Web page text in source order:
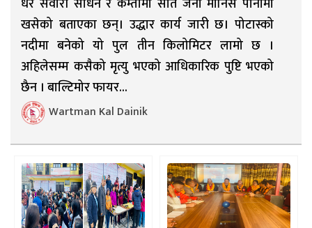
धेरै सवारी साधन र कम्तीमा सात जना मानिस पानीमा
खसेको बताएका छन्। उद्धार कार्य जारी छ। पोटास्को
नदीमा बनेको यो पुल तीन किलोमिटर लामो छ ।
अहिलेसम्म कसैको मृत्यु भएको आधिकारिक पुष्टि भएको
छैन । बाल्टिमोर फायर...
Wartman Kal Dainik